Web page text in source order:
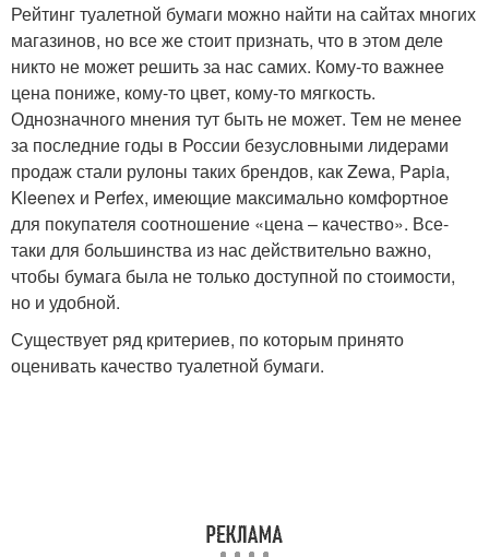
Рейтинг туалетной бумаги можно найти на сайтах многих
магазинов, но все же стоит признать, что в этом деле
никто не может решить за нас самих. Кому-то важнее
цена пониже, кому-то цвет, кому-то мягкость.
Однозначного мнения тут быть не может. Тем не менее
за последние годы в России безусловными лидерами
продаж стали рулоны таких брендов, как Zewa, Papia,
Kleenex и Perfex, имеющие максимально комфортное
для покупателя соотношение «цена – качество». Все-
таки для большинства из нас действительно важно,
чтобы бумага была не только доступной по стоимости,
но и удобной.
Существует ряд критериев, по которым принято
оценивать качество туалетной бумаги.